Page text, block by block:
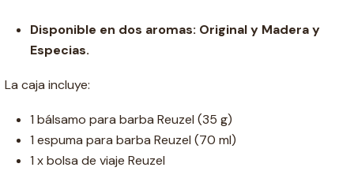
Disponible en dos aromas: Original y Madera y
Especias.
La caja incluye:
1 bálsamo para barba Reuzel (35 g)
1 espuma para barba Reuzel (70 ml)
1 x bolsa de viaje Reuzel